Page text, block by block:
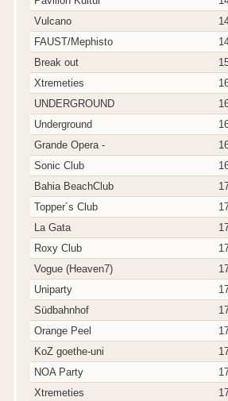
Vulcano
FAUST/Mephisto
Break out
Xtremeties
UNDERGROUND
Underground
Grande Opera -
Sonic Club
Bahia BeachClub
Topper´s Club
La Gata
Roxy Club
Vogue (Heaven7)
Uniparty
Südbahnhof
Orange Peel
KoZ goethe-uni
NOA Party
Xtremeties